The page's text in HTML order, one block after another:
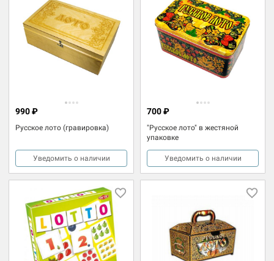
Русское лото (гравировка)
990 ₽
Уведомить о наличии
"Русское лото" в жестяной
упаковке
700 ₽
Уведомить о наличии